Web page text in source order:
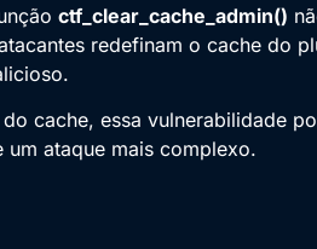
ctf_clear_cache_admin()
redefinam o cache do
cache, essa vulnerabilidade
ataque mais complexo.